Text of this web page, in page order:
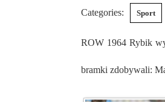
Categories: Sport
ROW 1964 Rybik wygrał u siebie z drugą drużyną Górnika Zabrze 3:1.Honorowe trafienie dla Górnika było autorstwa Ishmaela Baidoo z rzutu karnego. Dla ROW-u
bramki zdobywali: